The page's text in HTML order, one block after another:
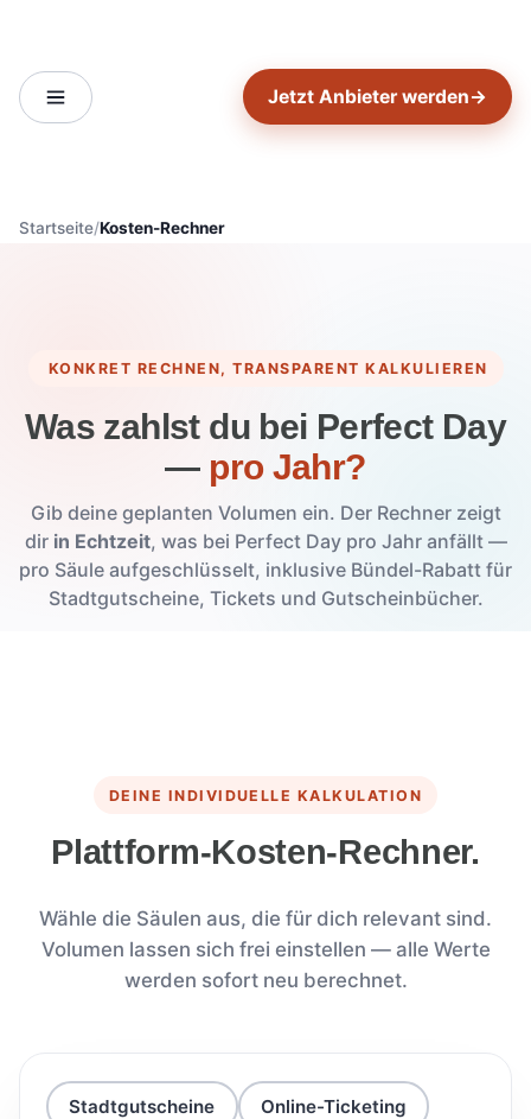
Jetzt Anbieter werden→
Startseite Kosten-Rechner
KONKRET RECHNEN, TRANSPARENT KALKULIEREN
Was zahlst du bei Perfect Day
— pro Jahr?
Gib deine geplanten Volumen ein. Der Rechner zeigt
dir in Echtzeit, was bei Perfect Day pro Jahr anfällt —
pro Säule aufgeschlüsselt, inklusive Bündel-Rabatt für
Stadtgutscheine, Tickets und Gutscheinbücher.
DEINE INDIVIDUELLE KALKULATION
Plattform-Kosten-Rechner.
Wähle die Säulen aus, die für dich relevant sind.
Volumen lassen sich frei einstellen — alle Werte
werden sofort neu berechnet.
Stadtgutscheine Online-Ticketing